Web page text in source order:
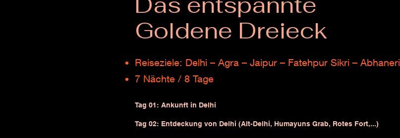
Goldene Dreieck
Reiseziele: Delhi – Agra – Jaipur – Fatehpur Sikri – Abhaneri
7 Nächte / 8 Tage
Tag 01: Ankunft in Delhi
Tag 02: Entdeckung von Delhi (Alt-Delhi, Humayuns Grab, Rotes Fort,...)